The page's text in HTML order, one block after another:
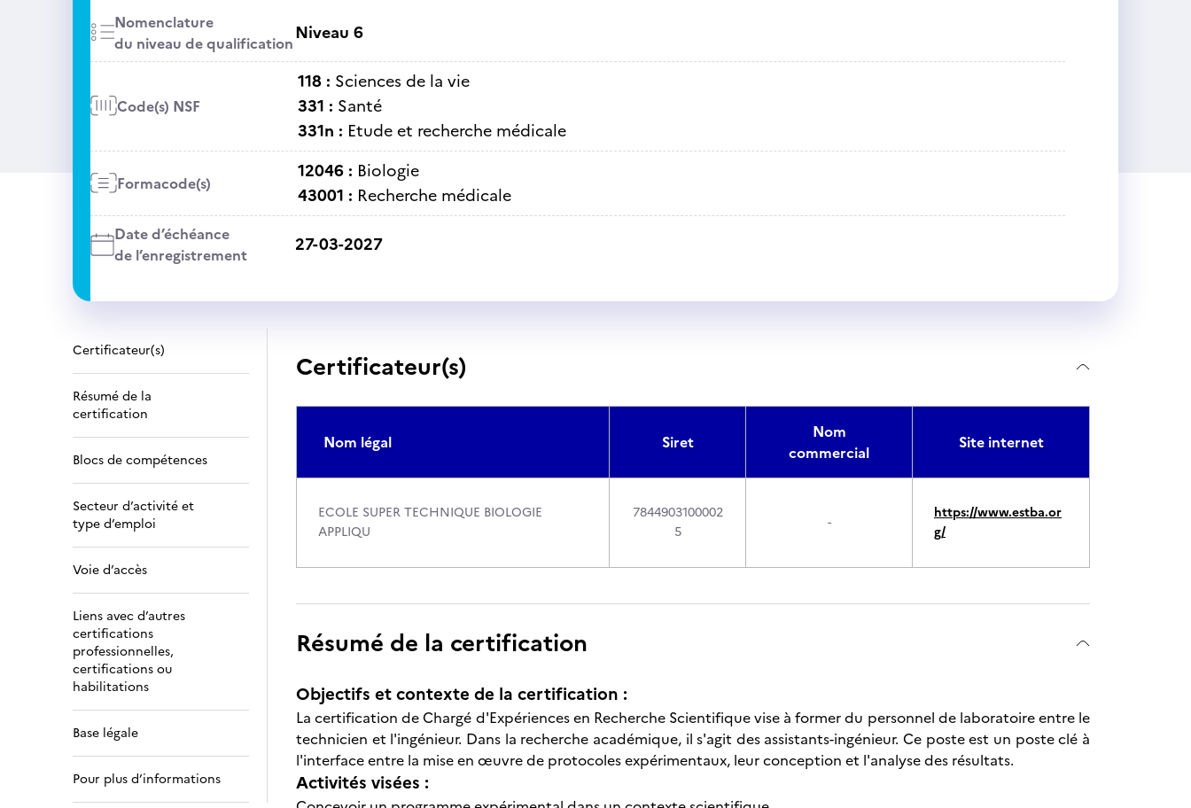
Nomenclature
du niveau de qualificationNiveau 6
Code(s) NSF
118 : Sciences de la vie
331 : Santé
331n : Etude et recherche médicale
Formacode(s)
12046 : Biologie
43001 : Recherche médicale
Date d’échéance
de l’enregistrement
27-03-2027
Certificateur(s)
Résumé de la
certification
Blocs de compétences
Secteur d’activité et
type d’emploi
Voie d’accès
Liens avec d’autres
certifications
professionnelles,
certifications ou
habilitations
Base légale
Pour plus d’informations
Certificateur(s)
Nom légal Siret
Nom
commercial
Site internet
ECOLE SUPER TECHNIQUE BIOLOGIE
APPLIQU
7844903100002
5
-
https://www.estba.or
g/
Résumé de la certification
Objectifs et contexte de la certification :
La certification de Chargé d'Expériences en Recherche Scientifique vise à former du personnel de laboratoire entre le
technicien et l'ingénieur. Dans la recherche académique, il s'agit des assistants-ingénieur. Ce poste est un poste clé à
l'interface entre la mise en œuvre de protocoles expérimentaux, leur conception et l'analyse des résultats.
Activités visées :